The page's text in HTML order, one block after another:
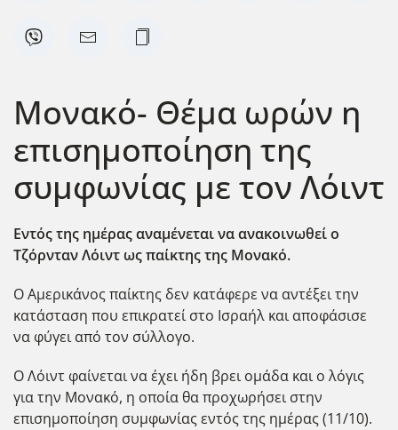
Μονακό- Θέμα ωρών η
επισημοποίηση της
συμφωνίας με τον Λόιντ
Εντός της ημέρας αναμένεται να ανακοινωθεί ο
Τζόρνταν Λόιντ ως παίκτης της Μονακό.
Ο Αμερικάνος παίκτης δεν κατάφερε να αντέξει την
κατάσταση που επικρατεί στο Ισραήλ και αποφάσισε
να φύγει από τον σύλλογο.
Ο Λόιντ φαίνεται να έχει ήδη βρει ομάδα και ο λόγις
για την Μονακό, η οποία θα προχωρήσει στην
επισημοποίηση συμφωνίας εντός της ημέρας (11/10).